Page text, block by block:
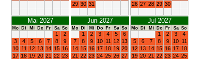
29 30 31
26 27 28 29 30
Mai 2027
Mo Di Mi Do Fr Sa So
1
2
3
4 5 6 7 8
9
10 11 12 13 14 15 16
17 18 19 20 21 22 23
Jun 2027
Mo Di Mi Do Fr Sa So
1 2 3 4 5
6
7
8 9 10 11 12 13
14 15 16 17 18 19 20
21 22 23 24 25 26 27
Jul 2027
Mo Di Mi Do Fr Sa So
1 2 3
4
5
6 7 8 9 10 11
12 13 14 15 16 17 18
19 20 21 22 23 24 25